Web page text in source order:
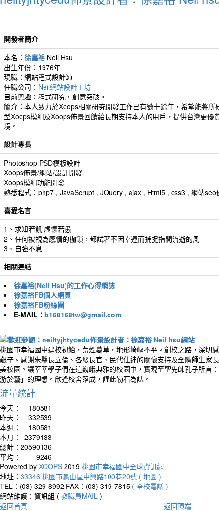
開發者簡介
本名： 徐嘉裕 Neil Hsu
出生年份：1976年
現職：網站程式設計師
任職公司： Neil網站設計工坊
目前興趣：程式研究，創意突破。
簡介：本人致力於Xoops相關研究開發工作已有數十餘年，希望能將所
型Xoops模組及Xoops佈景回饋給長期支持本人的用戶，提供台灣更優
境。
設計專長
Photoshop PSD模板設計
Xoops佈景/網站/設計開發
Xoops模組功能開發
熟悉程式：php7 , JavaScrupt , JQuery , ajax , Html5 , css3 , 網站seo
喜愛名言
1、求知若飢 虛懷若愚
2、任何被視為感情的枷鎖，都試著不因幸運而捕捉指間流逝的風
3、自強不息
相關連結
徐嘉裕(Neil Hsu)的工作心得網誌
徐嘉裕FB個人網頁
徐嘉裕FB粉絲團
E-MAIL： b168168tw@gmail.com
桃園市幸福國中建校初始，荒煙蔓草，地形崎嶇不平。創校之路，深切
艱辛。感謝朱縣長立倫、各級長官、民代仕紳的關懷支持及全體師生家
美校園。讓莘莘學子們在這巍峨典雅的校園中，實現至聖先師孔子所言
游於藝」的理想。欣逢校舍落成，謹此勒石為誌。
流量統計
今天：
180581
昨天：
332539
本週：
180581
本月：
2379133
總計： 20590136
平均：
9246
Powered by XOOPS 2019 桃園市幸福國中全球資訊網
地址： 33346 桃園市龜山區中興路100巷20號 ( 地圖 )
TEL：(03) 329-8992 FAX：(03) 319-7815 ( 全校電話 )
網站維護：資訊組 ( 教職員MAIL )
返回首頁
返回頂端